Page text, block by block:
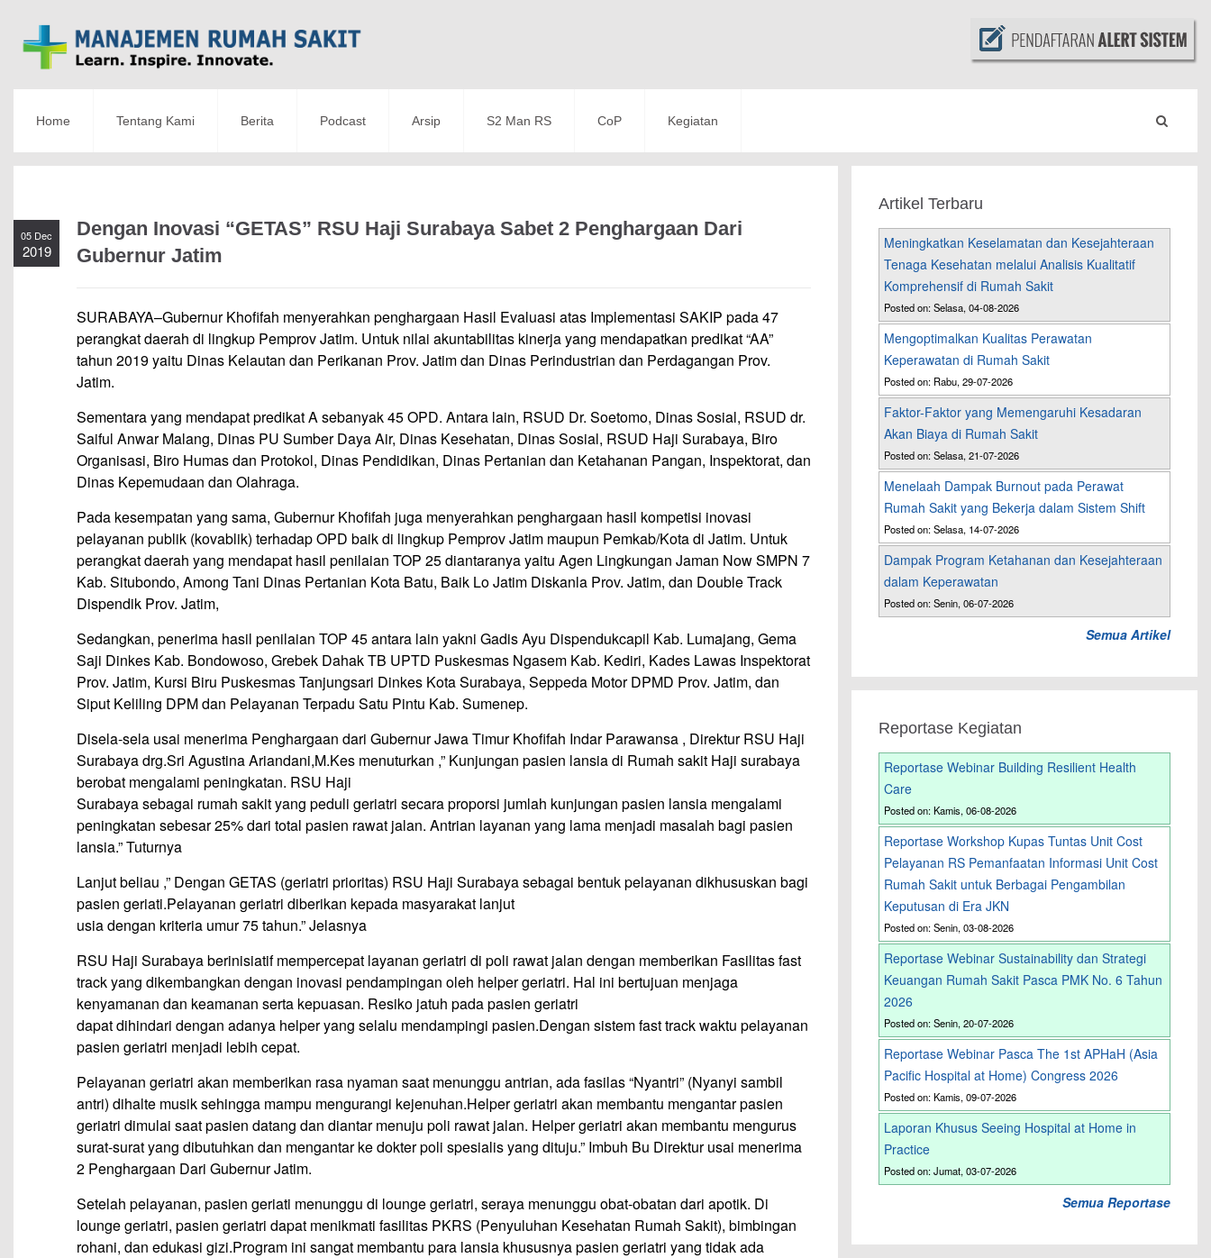
Home Tentang Kami Berita Podcast Arsip S2 Man RS CoP Kegiatan
05 Dec
2019
Dengan Inovasi “GETAS” RSU Haji Surabaya Sabet 2 Penghargaan Dari
Gubernur Jatim
SURABAYA–Gubernur Khofifah menyerahkan penghargaan Hasil Evaluasi atas Implementasi SAKIP pada 47
perangkat daerah di lingkup Pemprov Jatim. Untuk nilai akuntabilitas kinerja yang mendapatkan predikat “AA”
tahun 2019 yaitu Dinas Kelautan dan Perikanan Prov. Jatim dan Dinas Perindustrian dan Perdagangan Prov.
Jatim.
Sementara yang mendapat predikat A sebanyak 45 OPD. Antara lain, RSUD Dr. Soetomo, Dinas Sosial, RSUD dr.
Saiful Anwar Malang, Dinas PU Sumber Daya Air, Dinas Kesehatan, Dinas Sosial, RSUD Haji Surabaya, Biro
Organisasi, Biro Humas dan Protokol, Dinas Pendidikan, Dinas Pertanian dan Ketahanan Pangan, Inspektorat, dan
Dinas Kepemudaan dan Olahraga.
Pada kesempatan yang sama, Gubernur Khofifah juga menyerahkan penghargaan hasil kompetisi inovasi
pelayanan publik (kovablik) terhadap OPD baik di lingkup Pemprov Jatim maupun Pemkab/Kota di Jatim. Untuk
perangkat daerah yang mendapat hasil penilaian TOP 25 diantaranya yaitu Agen Lingkungan Jaman Now SMPN 7
Kab. Situbondo, Among Tani Dinas Pertanian Kota Batu, Baik Lo Jatim Diskanla Prov. Jatim, dan Double Track
Dispendik Prov. Jatim,
Sedangkan, penerima hasil penilaian TOP 45 antara lain yakni Gadis Ayu Dispendukcapil Kab. Lumajang, Gema
Saji Dinkes Kab. Bondowoso, Grebek Dahak TB UPTD Puskesmas Ngasem Kab. Kediri, Kades Lawas Inspektorat
Prov. Jatim, Kursi Biru Puskesmas Tanjungsari Dinkes Kota Surabaya, Seppeda Motor DPMD Prov. Jatim, dan
Siput Keliling DPM dan Pelayanan Terpadu Satu Pintu Kab. Sumenep.
Disela-sela usai menerima Penghargaan dari Gubernur Jawa Timur Khofifah Indar Parawansa , Direktur RSU Haji
Surabaya drg.Sri Agustina Ariandani,M.Kes menuturkan ,” Kunjungan pasien lansia di Rumah sakit Haji surabaya
berobat mengalami peningkatan. RSU Haji
Surabaya sebagai rumah sakit yang peduli geriatri secara proporsi jumlah kunjungan pasien lansia mengalami
peningkatan sebesar 25% dari total pasien rawat jalan. Antrian layanan yang lama menjadi masalah bagi pasien
lansia.” Tuturnya
Lanjut beliau ,” Dengan GETAS (geriatri prioritas) RSU Haji Surabaya sebagai bentuk pelayanan dikhususkan bagi
pasien geriati.Pelayanan geriatri diberikan kepada masyarakat lanjut
usia dengan kriteria umur 75 tahun.” Jelasnya
RSU Haji Surabaya berinisiatif mempercepat layanan geriatri di poli rawat jalan dengan memberikan Fasilitas fast
track yang dikembangkan dengan inovasi pendampingan oleh helper geriatri. Hal ini bertujuan menjaga
kenyamanan dan keamanan serta kepuasan. Resiko jatuh pada pasien geriatri
dapat dihindari dengan adanya helper yang selalu mendampingi pasien.Dengan sistem fast track waktu pelayanan
pasien geriatri menjadi lebih cepat.
Pelayanan geriatri akan memberikan rasa nyaman saat menunggu antrian, ada fasilas “Nyantri” (Nyanyi sambil
antri) dihalte musik sehingga mampu mengurangi kejenuhan.Helper geriatri akan membantu mengantar pasien
geriatri dimulai saat pasien datang dan diantar menuju poli rawat jalan. Helper geriatri akan membantu mengurus
surat-surat yang dibutuhkan dan mengantar ke dokter poli spesialis yang dituju.” Imbuh Bu Direktur usai menerima
2 Penghargaan Dari Gubernur Jatim.
Setelah pelayanan, pasien geriati menunggu di lounge geriatri, seraya menunggu obat-obatan dari apotik. Di
lounge geriatri, pasien geriatri dapat menikmati fasilitas PKRS (Penyuluhan Kesehatan Rumah Sakit), bimbingan
rohani, dan edukasi gizi.Program ini sangat membantu para lansia khususnya pasien geriatri yang tidak ada
Artikel Terbaru
Meningkatkan Keselamatan dan Kesejahteraan
Tenaga Kesehatan melalui Analisis Kualitatif
Komprehensif di Rumah Sakit
Posted on: Selasa, 04-08-2026
Mengoptimalkan Kualitas Perawatan
Keperawatan di Rumah Sakit
Posted on: Rabu, 29-07-2026
Faktor-Faktor yang Memengaruhi Kesadaran
Akan Biaya di Rumah Sakit
Posted on: Selasa, 21-07-2026
Menelaah Dampak Burnout pada Perawat
Rumah Sakit yang Bekerja dalam Sistem Shift
Posted on: Selasa, 14-07-2026
Dampak Program Ketahanan dan Kesejahteraan
dalam Keperawatan
Posted on: Senin, 06-07-2026
Semua Artikel
Reportase Kegiatan
Reportase Webinar Building Resilient Health
Care
Posted on: Kamis, 06-08-2026
Reportase Workshop Kupas Tuntas Unit Cost
Pelayanan RS Pemanfaatan Informasi Unit Cost
Rumah Sakit untuk Berbagai Pengambilan
Keputusan di Era JKN
Posted on: Senin, 03-08-2026
Reportase Webinar Sustainability dan Strategi
Keuangan Rumah Sakit Pasca PMK No. 6 Tahun
2026
Posted on: Senin, 20-07-2026
Reportase Webinar Pasca The 1st APHaH (Asia
Pacific Hospital at Home) Congress 2026
Posted on: Kamis, 09-07-2026
Laporan Khusus Seeing Hospital at Home in
Practice
Posted on: Jumat, 03-07-2026
Semua Reportase